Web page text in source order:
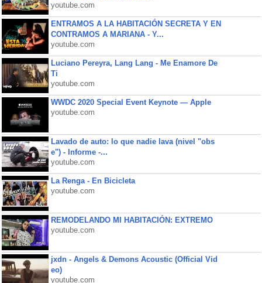
youtube.com
ENTRAMOS A LA HABITACIÓN SECRETA Y EN
CONTRAMOS A MARIANA - Y...
youtube.com
Luciano Pereyra, Lang Lang - Me Enamore De
Ti
youtube.com
WWDC 2020 Special Event Keynote — Apple
youtube.com
Lavado de auto: lo que nadie lava (nivel "obs
e") - Informe -...
youtube.com
La Renga - En Bicicleta
youtube.com
REMODELANDO MI HABITACIÓN: EXTREMO
youtube.com
jxdn - Angels & Demons Acoustic (Official Vid
eo)
youtube.com